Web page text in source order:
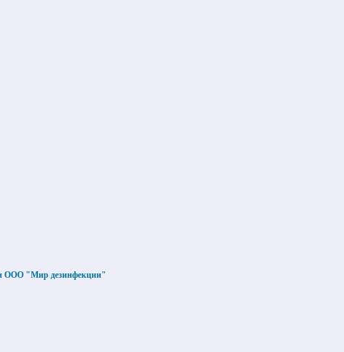
и ООО "Мир дезинфекции"